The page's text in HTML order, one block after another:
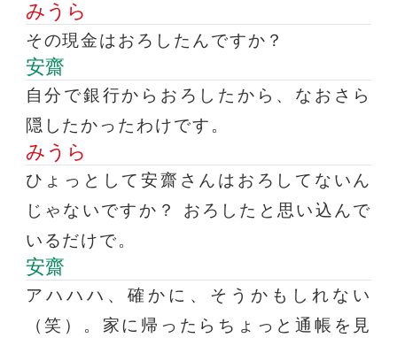
みうら
その現金はおろしたんですか？
安齋
自分で銀行からおろしたから、なおさら
隠したかったわけです。
みうら
ひょっとして安齋さんはおろしてないん
じゃないですか？ おろしたと思い込んで
いるだけで。
安齋
アハハハ、確かに、そうかもしれない
（笑）。家に帰ったらちょっと通帳を見